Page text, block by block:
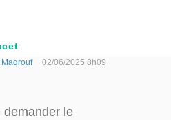
Maqrouf 02/06/2025 8h09
demander le